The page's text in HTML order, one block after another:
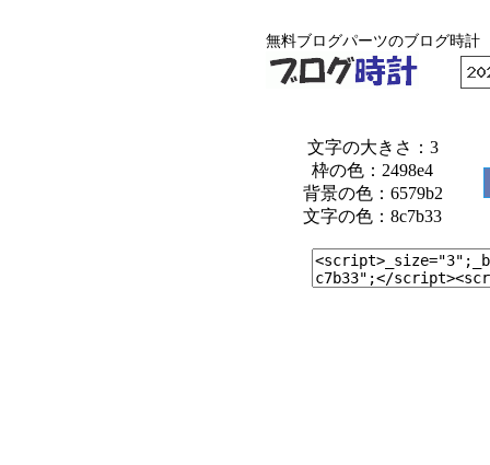
無料ブログパーツのブログ時計
文字の大きさ：3
枠の色：2498e4
背景の色：6579b2
文字の色：8c7b33